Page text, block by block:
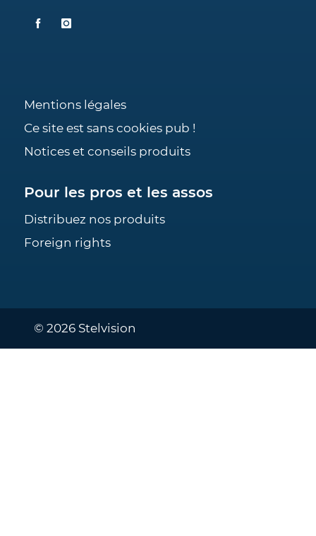
Mentions légales
Ce site est sans cookies pub !
Notices et conseils produits
Pour les pros et les assos
Distribuez nos produits
Foreign rights
© 2026 Stelvision